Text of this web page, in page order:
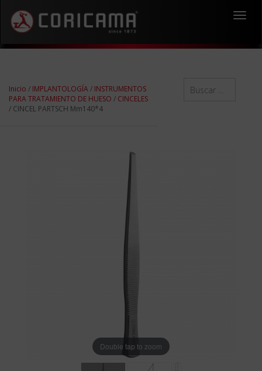
Inicio / IMPLANTOLOGÍA/ INSTRUMENTOS
PARA TRATAMIENTO DE HUESO / CINCELES
/ CINCEL PARTSCH Mm140*4
Double tap to zoom